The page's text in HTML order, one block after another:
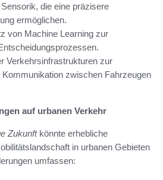
die eine präzisere
ermöglichen.
von Machine Learning zur
Verkehrsinfrastrukturen zur
zwischen Fahrzeugen
auf urbanen Verkehr
Zukunftkönnte erhebliche
in urbanen Gebieten
umfassen: